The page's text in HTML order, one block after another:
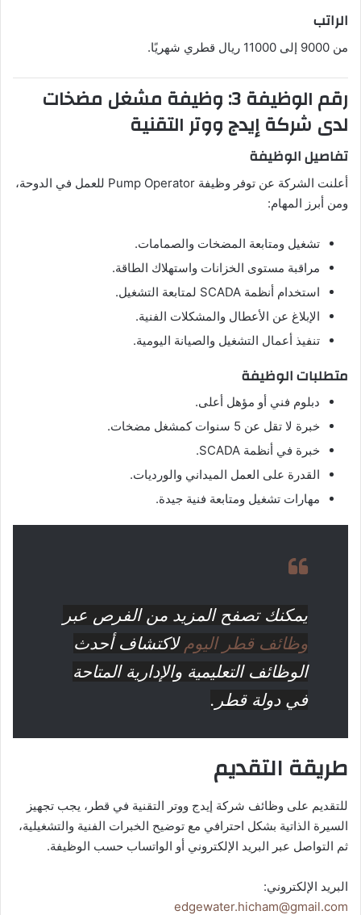
الراتب
من 9000 إلى 11000 ريال قطري شهريًا.
رقم الوظيفة 3: وظيفة مشغل مضخات
لدى شركة إيدج ووتر التقنية
تفاصيل الوظيفة
أعلنت الشركة عن توفر وظيفة Pump Operator للعمل في الدوحة،
ومن أبرز المهام:
تشغيل ومتابعة المضخات والصمامات.
مراقبة مستوى الخزانات واستهلاك الطاقة.
استخدام أنظمة SCADA لمتابعة التشغيل.
الإبلاغ عن الأعطال والمشكلات الفنية.
تنفيذ أعمال التشغيل والصيانة اليومية.
متطلبات الوظيفة
دبلوم فني أو مؤهل أعلى.
خبرة لا تقل عن 5 سنوات كمشغل مضخات.
خبرة في أنظمة SCADA.
القدرة على العمل الميداني والورديات.
مهارات تشغيل ومتابعة فنية جيدة.
يمكنك تصفح المزيد من الفرص عبر
وظائف قطر اليوم لاكتشاف أحدث
الوظائف التعليمية والإدارية المتاحة
في دولة قطر.
طريقة التقديم
للتقديم على وظائف شركة إيدج ووتر التقنية في قطر، يجب تجهيز
السيرة الذاتية بشكل احترافي مع توضيح الخبرات الفنية والتشغيلية،
ثم التواصل عبر البريد الإلكتروني أو الواتساب حسب الوظيفة.
البريد الإلكتروني:
edgewater.hicham@gmail.com